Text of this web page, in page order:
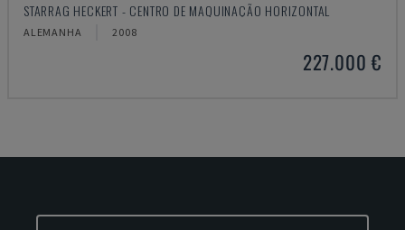
STARRAG HECKERT - CENTRO DE MAQUINAÇÃO HORIZONTAL
ALEMANHA 2008
227.000 €